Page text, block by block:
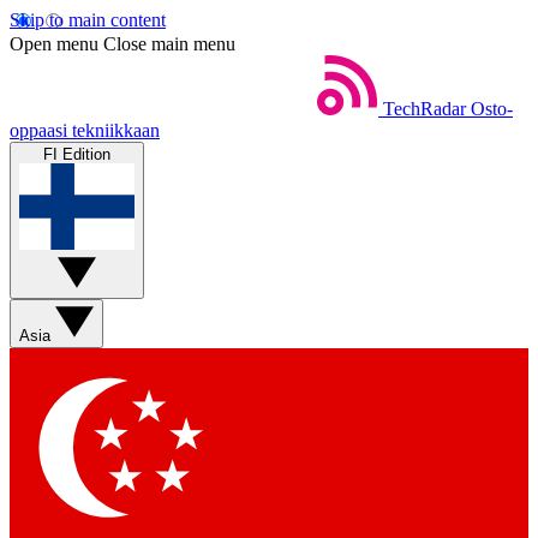
Skip to main content
Open menu Close main menu
TechRadar Osto-
oppaasi tekniikkaan
FI Edition
Asia